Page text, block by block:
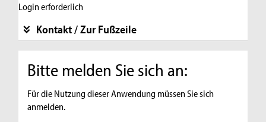
Login erforderlich
Kontakt / Zur Fußzeile
Bitte melden Sie sich an:
Für die Nutzung dieser Anwendung müssen Sie sich
anmelden.